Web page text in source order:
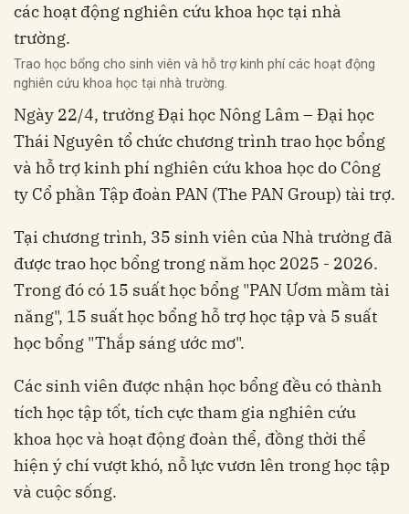
Trao học bổng cho sinh viên và hỗ trợ kinh phí các hoạt động
nghiên cứu khoa học tại nhà trường.
Ngày 22/4, trường Đại học Nông Lâm – Đại học
Thái Nguyên tổ chức chương trình trao học bổng
và hỗ trợ kinh phí nghiên cứu khoa học do Công
ty Cổ phần Tập đoàn PAN (The PAN Group) tài trợ.
Tại chương trình, 35 sinh viên của Nhà trường đã
được trao học bổng trong năm học 2025 - 2026.
Trong đó có 15 suất học bổng "PAN Ươm mầm tài
năng", 15 suất học bổng hỗ trợ học tập và 5 suất
học bổng "Thắp sáng ước mơ".
Các sinh viên được nhận học bổng đều có thành
tích học tập tốt, tích cực tham gia nghiên cứu
khoa học và hoạt động đoàn thể, đồng thời thể
hiện ý chí vượt khó, nỗ lực vươn lên trong học tập
và cuộc sống.